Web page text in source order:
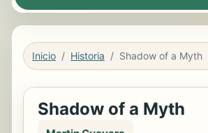
Inicio Historia Shadow of a Myth
Shadow of a Myth